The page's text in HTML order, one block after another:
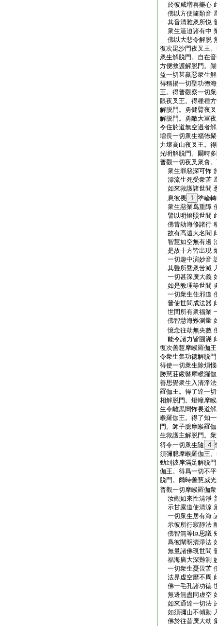
於彼咸増喜樂心
佛以方便隨類音
其音清雅衆所悦
衆生逼迫諸有中
佛以大悲令解脱
復次毘沙門夜叉王
衆生解脱門。自在
方便救護解脱門。
益一切甚羸惡衆生
得稱揚一切聖功徳
王。得普觀察一切
眼夜叉王。得種種
解脱門。勇健臂夜
解脱門。勇敵大軍
令住於道無空過者
増長一切衆生福徳
力壞高山夜叉王。
光明解脱門。爾時
普觀一切夜叉衆會
衆生罪惡深可怖
漂流生死受衆苦
如來救護諸世間
息彼畏 1 塗輪
衆生惡業爲重障
譬以明燈照世間
佛昔劫海修諸行
故有高遠大名聞
智慧如空無有邊
是故十方皆出現
一切趣中演妙音
其聲所曁衆苦滅
一切甚深廣大義
如是教理等世間
一切衆生住邪道
普使世間成法器
世間所有衆福業
佛智慧海難測量
憶念往劫無央數
能令諸力皆圓滿
復次善慧摩睺羅伽
令衆生集功徳解脱
得使一切衆生除煩
勝慧莊嚴髻摩睺羅
善思覺衆生入清淨
羅伽王。得了達一
相解脱門。燈幢摩
生令離黒闇怖畏道
睺羅伽王。得了知
門。師子臆摩睺羅
生救護主解脱門。
得令一切衆生隨 4
須彌臆摩睺羅伽王
動到彼岸滿足解脱
伽王。得爲一切不
脱門。爾時善慧威
普觀一切摩睺羅伽
汝觀如來性清淨
示甘露道使清涼
一切衆生居有海
示彼所行寂靜法
佛智無等叵思議
爲彼闡明清淨法
無量諸佛現世間
福海廣大深難測
一切衆生憂畏苦
法界虚空靡不周
佛一毛孔諸功徳
無邊無盡同虚空
如來通達一切法
如須彌山不傾動
佛於往昔廣大劫